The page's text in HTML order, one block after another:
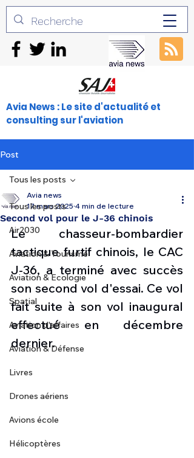
Avia News : Le site d'actualité et
consulting sur l'aviation
Post
Tous les posts
Air2030
Aviation & Tourisme
Aviation & Ecologie
Spatial
Aviation d'affaires
Aviation & Défense
Livres
Drones aériens
Avions école
Hélicoptères
Tous les posts
Second vol pour le J-36 chinois
Avia news
17 mars 2025 4 min de lecture
Le chasseur-bombardier
tactique furtif chinois, le CAC
J-36, a terminé avec succès
son second vol d'essai. Ce vol
fait suite à son vol inaugural
effectué en décembre
dernier.